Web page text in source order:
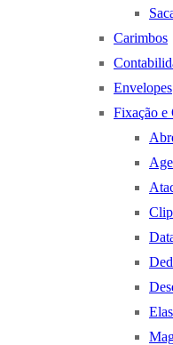
Carimbos
Envelopes
Fixação e